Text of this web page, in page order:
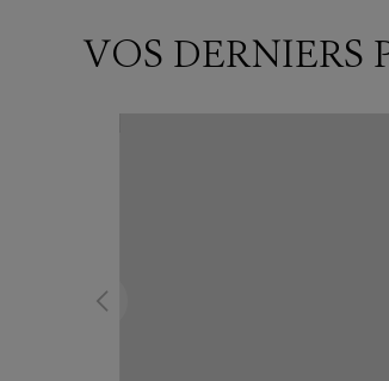
VOS DERNIERS